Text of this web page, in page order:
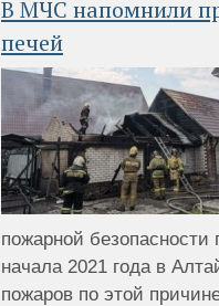
В МЧС напомнили
печей
пожарной
начала 2021 года в
пожаров по этой